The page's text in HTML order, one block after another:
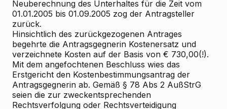
Neuberechnung des Unterhaltes für die Zeit vom
01.01.2005 bis 01.09.2005 zog der Antragsteller
zurück.
Hinsichtlich des zurückgezogenen Antrages
begehrte die Antragsgegnerin Kostenersatz und
verzeichnete Kosten auf der Basis von € 730,00(!).
Mit dem angefochtenen Beschluss wies das
Erstgericht den Kostenbestimmungsantrag der
Antragsgegnerin ab. Gemäß § 78 Abs 2 AußStrG
seien die zur zweckentsprechenden
Rechtsverfolgung oder Rechtsverteidigung